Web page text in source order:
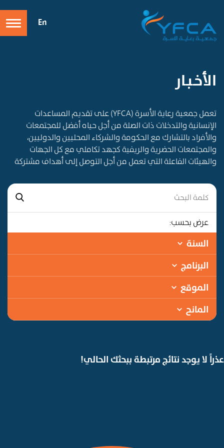
En
الأخـبـار
تعمل جمعية رعاية الأسرة (YFCA) على تقديم المساعدات
الإنسانية والتدخلات ذات الصلة من أجل حياه أفضل للمجتمعات
والأفراد بالتشارك مع الحكومة والشركاء المحليين والدوليين،
والمجتمعات الحضرية والريفية كجهد تكاملي مع كل الجهات
والهيئات الفاعلة التي تعمل من أجل التوصل إلى أهداف مشتركة
عرض بحسب:
السنة
البرنامج
الموقع
المانح
عذراً لا يوجد نتائج مرتبطة ببحثك الحالي!